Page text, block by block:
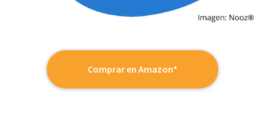
Comprar en Amazon*